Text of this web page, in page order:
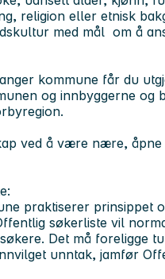
religion eller etnisk
med mål om å
kommune får du
og innbyggerne og
ved å være nære, åpne
praktiserer prinsippet
søkerliste vil
Det må foreligge
unntak, jamfør